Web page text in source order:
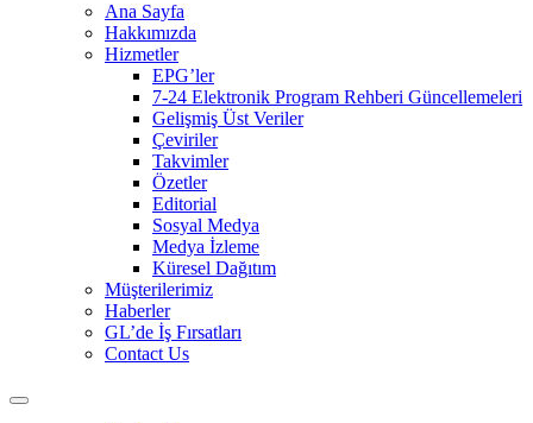
Ana Sayfa
Hakkımızda
Hizmetler
EPG’ler
7-24 Elektronik Program Rehberi Güncellemeleri
Gelişmiş Üst Veriler
Çeviriler
Takvimler
Özetler
Editorial
Sosyal Medya
Medya İzleme
Küresel Dağıtım
Müşterilerimiz
Haberler
GL’de İş Fırsatları
Contact Us